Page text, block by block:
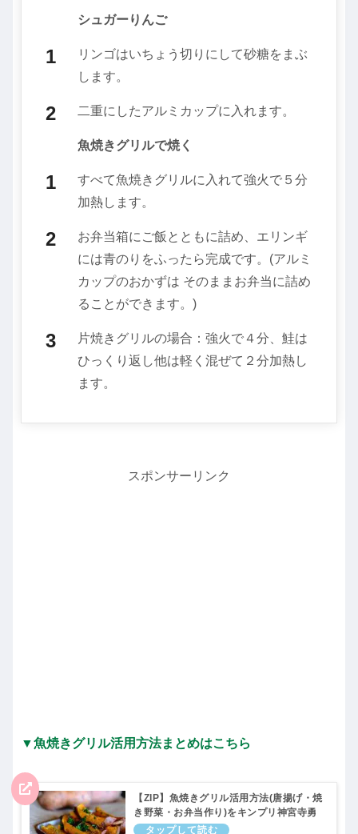
シュガーりんご
リンゴはいちょう切りにして砂糖をまぶ
します。
二重にしたアルミカップに入れます。
魚焼きグリルで焼く
すべて魚焼きグリルに入れて強火で５分
加熱します。
お弁当箱にご飯とともに詰め、エリンギ
には青のりをふったら完成です。(アルミ
カップのおかずは そのままお弁当に詰め
ることができます。)
片焼きグリルの場合：強火で４分、鮭は
ひっくり返し他は軽く混ぜて２分加熱し
ます。
スポンサーリンク
▼魚焼きグリル活用方法まとめはこちら
【ZIP】魚焼きグリル活用方法(唐揚げ・焼
き野菜・お弁当作り)をキンプリ神宮寺勇
太さんが解決！11月22日